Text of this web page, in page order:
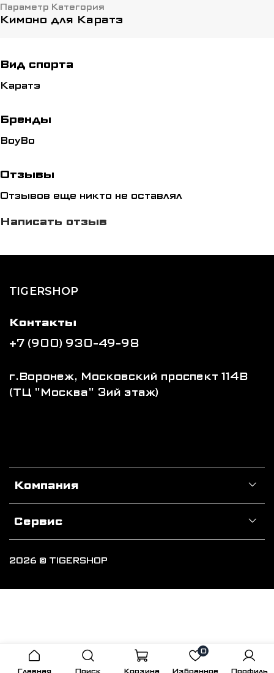
Параметр Категория
Кимоно для Каратэ
Вид спорта
Каратэ
Бренды
BoyBo
Отзывы
Отзывов еще никто не оставлял
Написать отзыв
TIGERSHOP
Компания
Сервис
Контакты
+7 (900) 930-49-98
г.Воронеж, Московский проспект 114В
(ТЦ "Москва" 3ий этаж)
2026 © TIGERSHOP
0